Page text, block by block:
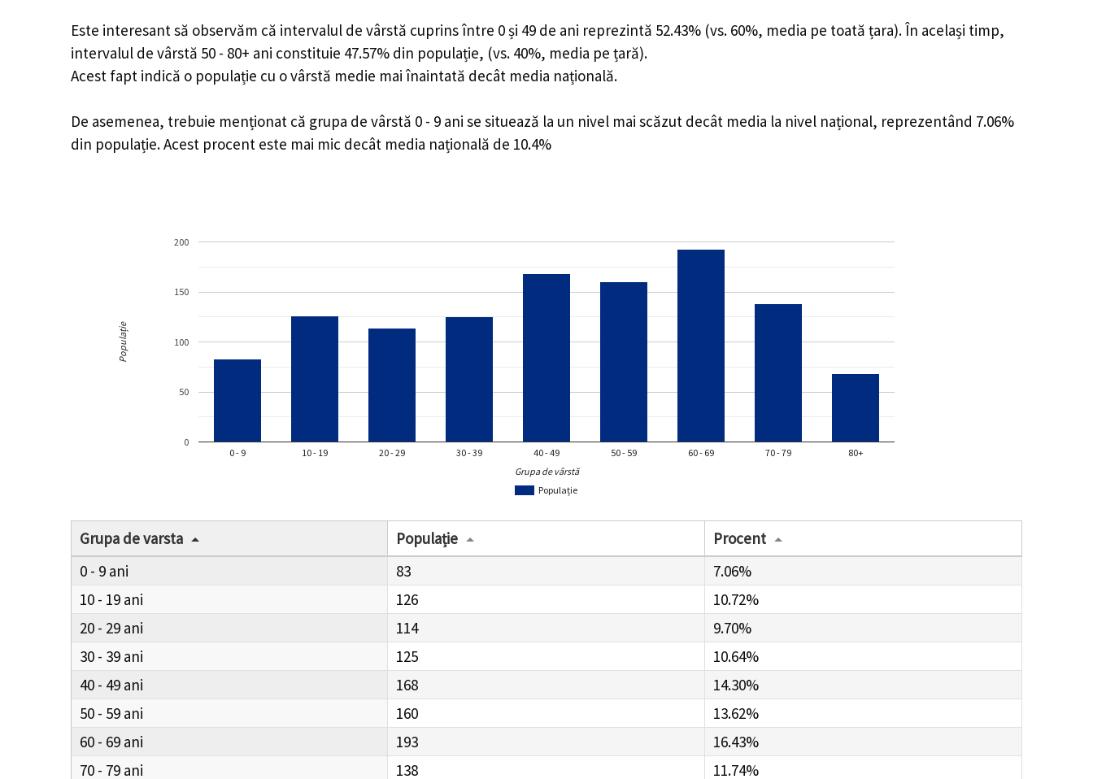
Este interesant să observăm că intervalul de vârstă cuprins între 0 și 49 de ani reprezintă 52.43% (vs. 60%, media pe toată țara). În același timp,
intervalul de vârstă 50 - 80+ ani constituie 47.57% din populație, (vs. 40%, media pe țară).
Acest fapt indică o populație cu o vârstă medie mai înaintată decât media națională.
De asemenea, trebuie menționat că grupa de vârstă 0 - 9 ani se situează la un nivel mai scăzut decât media la nivel național, reprezentând 7.06%
din populație. Acest procent este mai mic decât media națională de 10.4%
Populație
0 - 9 10 - 19 20 - 29 30 - 39 40 - 49 50 - 59 60 - 69 70 - 79 80+
0
50
100
150
200
Grupa de vârstă
Populație
Grupa de varsta Populație
Procent
0 - 9
83
7.06%
10 - 19
126
10.72%
20 - 29
114
9.70%
30 - 39
125
10.64%
40 - 49
168
14.30%
50 - 59
160
13.62%
60 - 69
193
16.43%
70 - 79
138 11.74%